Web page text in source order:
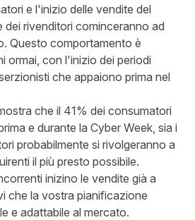
e l'inizio delle vendite del
dei rivenditori cominceranno ad
Questo comportamento è
ormai, con l'inizio dei periodi
che appaiono prima nel
che il 41% dei consumatori
e durante la Cyber Week, sia i
probabilmente si rivolgeranno a
il più presto possibile.
inizino le vendite già a
che la vostra pianificazione
e adattabile al mercato.